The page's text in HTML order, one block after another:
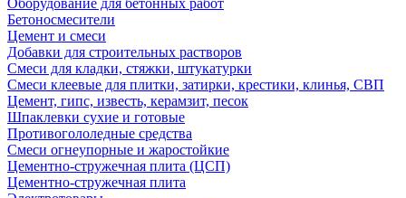
Оборудование для бетонных работ
Бетоносмесители
Цемент и смеси
Добавки для строительных растворов
Смеси для кладки, стяжки, штукатурки
Смеси клеевые для плитки, затирки, крестики, клинья, СВП
Цемент, гипс, известь, керамзит, песок
Шпаклевки сухие и готовые
Противогололедные средства
Смеси огнеупорные и жаростойкие
Цементно-стружечная плита (ЦСП)
Цементно-стружечная плита